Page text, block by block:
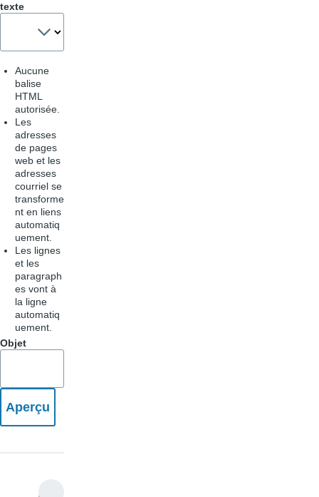
texte
Aucune
balise
HTML
autorisée.
Les
adresses
de pages
web et les
adresses
courriel se
transforme
nt en liens
automatiq
uement.
Les lignes
et les
paragraph
es vont à
la ligne
automatiq
uement.
Objet